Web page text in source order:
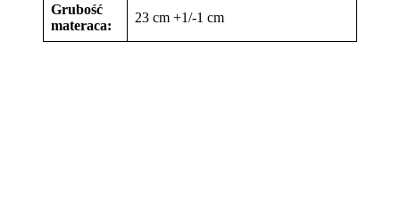
Grubość
materaca:
23 cm +1/-1 cm